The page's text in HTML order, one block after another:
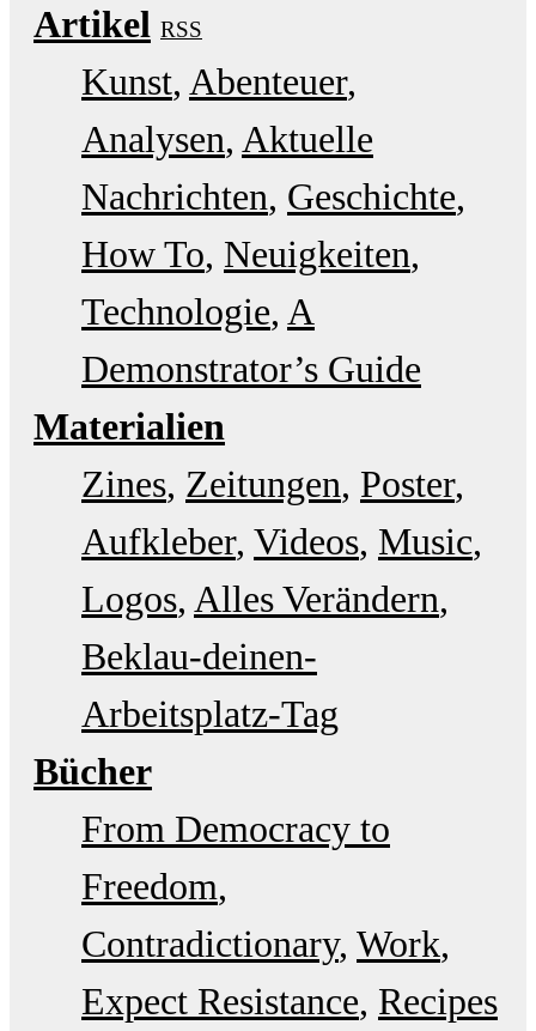
Artikel RSS
Kunst Abenteuer
Analysen Aktuelle
Nachrichten Geschichte
How To Neuigkeiten
Technologie A
Demonstrator’s Guide
Materialien
Zines Zeitungen Poster
Aufkleber Videos Music
Logos Alles Verändern
Beklau-deinen-
Arbeitsplatz-Tag
Bücher
From Democracy to
Freedom
Contradictionary Work
Expect Resistance Recipes